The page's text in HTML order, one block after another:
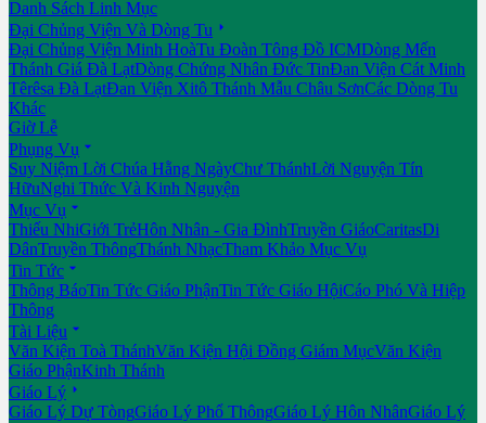
Danh Sách Linh Mục
Đại Chủng Viện Và Dòng Tu 
Đại Chủng Viện Minh HoàTu Đoàn Tông Đồ ICMDòng Mến
Thánh Giá Đà LạtDòng Chứng Nhân Đức TinĐan Viện Cát Minh
Têrêsa Đà LạtĐan Viện Xitô Thánh Mẫu Châu SơnCác Dòng Tu
Khác
Giờ Lễ
Phụng Vụ 
Suy Niệm Lời Chúa Hằng NgàyChư ThánhLời Nguyện Tín
HữuNghi Thức Và Kinh Nguyện
Mục Vụ 
Thiếu NhiGiới TrẻHôn Nhân - Gia ĐìnhTruyền GiáoCaritasDi
DânTruyền ThôngThánh NhạcTham Khảo Mục Vụ
Tin Tức 
Thông BáoTin Tức Giáo PhậnTin Tức Giáo HộiCáo Phó Và Hiệp
Thông
Tài Liệu 
Văn Kiện Toà ThánhVăn Kiện Hội Đồng Giám MụcVăn Kiện
Giáo PhậnKinh Thánh
Giáo Lý 
Giáo Lý Dự TòngGiáo Lý Phổ ThôngGiáo Lý Hôn NhânGiáo Lý